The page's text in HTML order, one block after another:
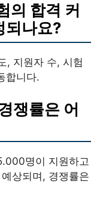
의 합격 커
되나요?
, 지원자 수, 시험
합니다.
쟁률은 어
명이 지원하고
상되며, 경쟁률은